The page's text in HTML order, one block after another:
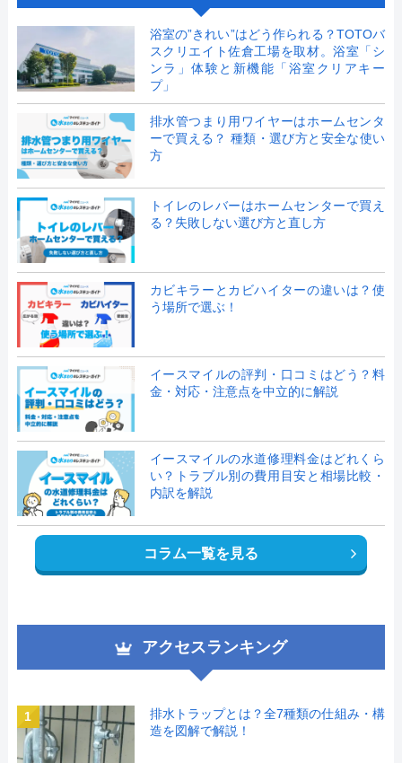
浴室の”きれい”はどう作られる？TOTOバ
スクリエイト佐倉工場を取材。浴室「シ
ンラ」体験と新機能「浴室クリアキー
プ」
排水管つまり用ワイヤーはホームセンタ
ーで買える？ 種類・選び方と安全な使い
方
トイレのレバーはホームセンターで買え
る？失敗しない選び方と直し方
カビキラーとカビハイターの違いは？使
う場所で選ぶ！
イースマイルの評判・口コミはどう？料
金・対応・注意点を中立的に解説
イースマイルの水道修理料金はどれくら
い？トラブル別の費用目安と相場比較・
内訳を解説
コラム一覧を見る
アクセスランキング
1
排水トラップとは？全7種類の仕組み・構
造を図解で解説！